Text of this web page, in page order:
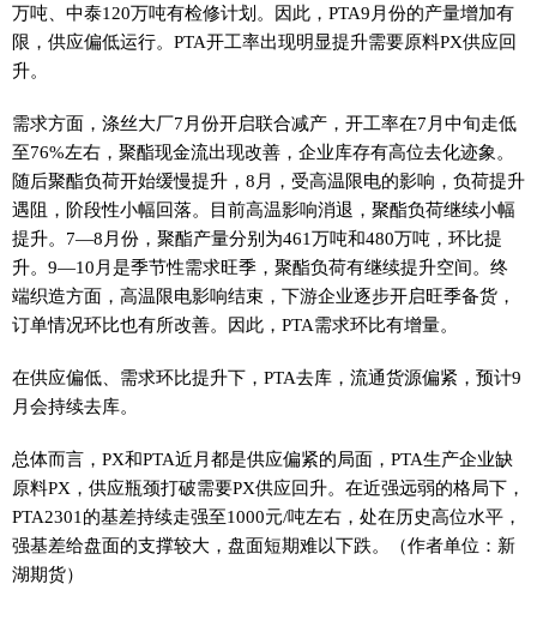
万吨、中泰120万吨有检修计划。因此，PTA9月份的产量增加有
限，供应偏低运行。PTA开工率出现明显提升需要原料PX供应回
升。
需求方面，涤丝大厂7月份开启联合减产，开工率在7月中旬走低
至76%左右，聚酯现金流出现改善，企业库存有高位去化迹象。
随后聚酯负荷开始缓慢提升，8月，受高温限电的影响，负荷提升
遇阻，阶段性小幅回落。目前高温影响消退，聚酯负荷继续小幅
提升。7—8月份，聚酯产量分别为461万吨和480万吨，环比提
升。9—10月是季节性需求旺季，聚酯负荷有继续提升空间。终
端织造方面，高温限电影响结束，下游企业逐步开启旺季备货，
订单情况环比也有所改善。因此，PTA需求环比有增量。
在供应偏低、需求环比提升下，PTA去库，流通货源偏紧，预计9
月会持续去库。
总体而言，PX和PTA近月都是供应偏紧的局面，PTA生产企业缺
原料PX，供应瓶颈打破需要PX供应回升。在近强远弱的格局下，
PTA2301的基差持续走强至1000元/吨左右，处在历史高位水平，
强基差给盘面的支撑较大，盘面短期难以下跌。（作者单位：新
湖期货）